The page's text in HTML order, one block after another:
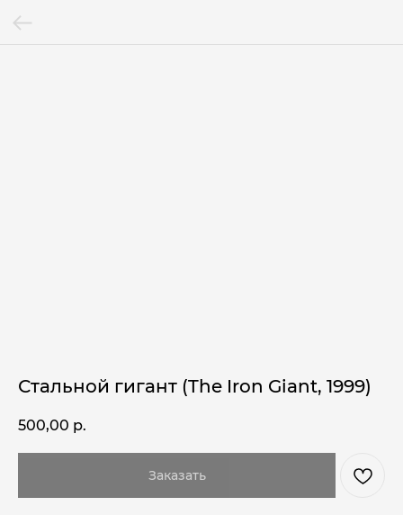
Стальной гигант (The Iron Giant, 1999)
500,00 р.
Заказать